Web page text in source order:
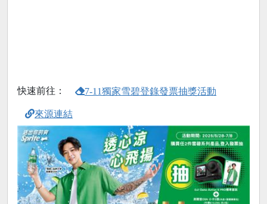
快速前往： 7-11獨家雪碧登錄發票抽獎活動
來源連結